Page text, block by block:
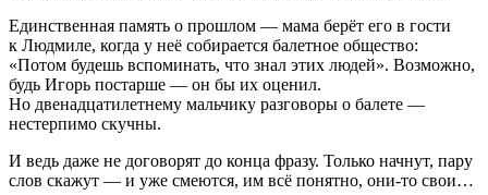
Единственная память о прошлом — мама берёт его в гости
к Людмиле, когда у неё собирается балетное общество:
«Потом будешь вспоминать, что знал этих людей». Возможно,
будь Игорь постарше — он бы их оценил.
Но двенадцатилетнему мальчику разговоры о балете —
нестерпимо скучны.
И ведь даже не договорят до конца фразу. Только начнут, пару
слов скажут — и уже смеются, им всё понятно, они-то свои…